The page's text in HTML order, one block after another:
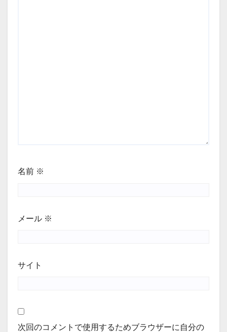
名前 ※
メール ※
サイト
次回のコメントで使用するためブラウザーに自分の